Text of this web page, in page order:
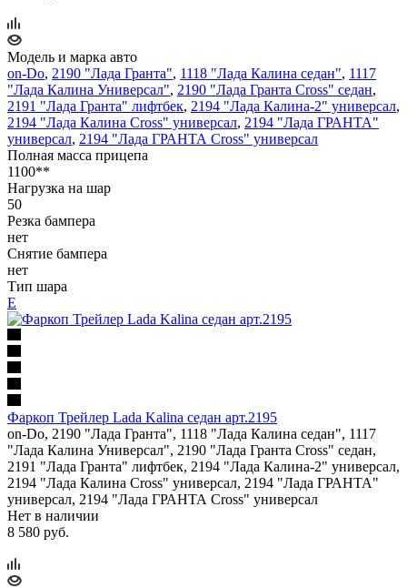
Модель и марка авто
on-Do, 2190 "Лада Гранта", 1118 "Лада Калина седан", 1117
"Лада Калина Универсал", 2190 "Лада Гранта Cross" седан,
2191 "Лада Гранта" лифтбек, 2194 "Лада Калина-2" универсал,
2194 "Лада Калина Cross" универсал, 2194 "Лада ГРАНТА"
универсал, 2194 "Лада ГРАНТА Cross" универсал
Полная масса прицепа
1100**
Нагрузка на шар
50
Резка бампера
нет
Снятие бампера
нет
Тип шара
Е
Фаркоп Трейлер Lada Kalina седан арт.2195
on-Do, 2190 "Лада Гранта", 1118 "Лада Калина седан", 1117
"Лада Калина Универсал", 2190 "Лада Гранта Cross" седан,
2191 "Лада Гранта" лифтбек, 2194 "Лада Калина-2" универсал,
2194 "Лада Калина Cross" универсал, 2194 "Лада ГРАНТА"
универсал, 2194 "Лада ГРАНТА Cross" универсал
Нет в наличии
8 580 руб.